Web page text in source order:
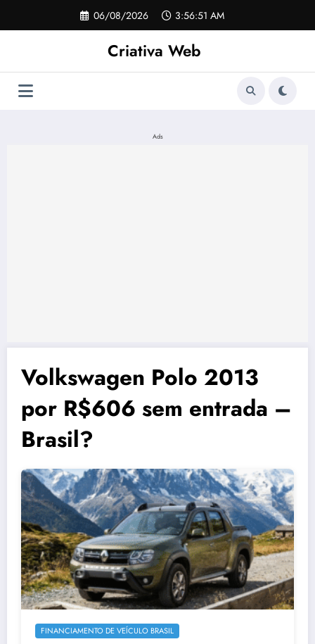
o
06/08/2026 3:56:51 AM
Criativa Web
Ads
Volkswagen Polo 2013
por R$606 sem entrada –
Brasil?
FINANCIAMENTO DE VEÍCULO BRASIL